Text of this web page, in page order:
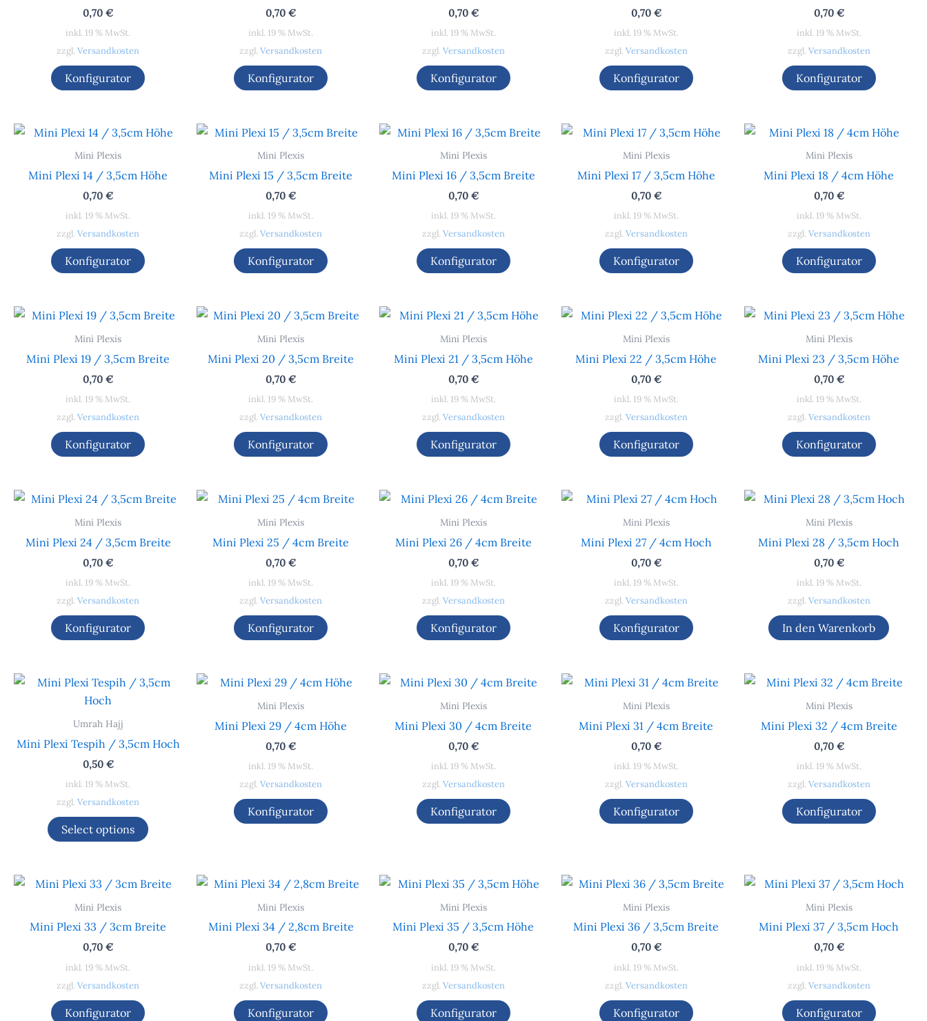
0,70€
inkl. 19 % MwSt.
zzgl.Versandkosten
Konfigurator
0,70€
inkl. 19 % MwSt.
zzgl.Versandkosten
Konfigurator
0,70 €
inkl. 19 % MwSt.
zzgl. Versandkosten
Konfigurator
0,70 €
inkl. 19 % MwSt.
zzgl. Versandkosten
Konfigurator
0,70 €
inkl. 19 % MwSt.
zzgl. Versandkosten
Konfigurator
Mini Plexis
Mini Plexi 14 / 3,5cm Höhe
0,70€
inkl. 19 % MwSt.
zzgl.Versandkosten
Konfigurator
Mini Plexis
Mini Plexi 15 / 3,5cm Breite
0,70€
inkl. 19 % MwSt.
zzgl.Versandkosten
Konfigurator
Mini Plexis
Mini Plexi 16 / 3,5cm Breite
0,70 €
inkl. 19 % MwSt.
zzgl. Versandkosten
Konfigurator
Mini Plexis
Mini Plexi 17 / 3,5cm Höhe
0,70 €
inkl. 19 % MwSt.
zzgl. Versandkosten
Konfigurator
Mini Plexis
Mini Plexi 18 / 4cm Höhe
0,70 €
inkl. 19 % MwSt.
zzgl. Versandkosten
Konfigurator
Mini Plexis
Mini Plexi 19 / 3,5cm Breite
0,70€
inkl. 19 % MwSt.
zzgl.Versandkosten
Konfigurator
Mini Plexis
Mini Plexi 20 / 3,5cm Breite
0,70€
inkl. 19 % MwSt.
zzgl.Versandkosten
Konfigurator
Mini Plexis
Mini Plexi 21 / 3,5cm Höhe
0,70 €
inkl. 19 % MwSt.
zzgl. Versandkosten
Konfigurator
Mini Plexis
Mini Plexi 22 / 3,5cm Höhe
0,70 €
inkl. 19 % MwSt.
zzgl. Versandkosten
Konfigurator
Mini Plexis
Mini Plexi 23 / 3,5cm Höhe
0,70 €
inkl. 19 % MwSt.
zzgl. Versandkosten
Konfigurator
Mini Plexis
Mini Plexi 24 / 3,5cm Breite
0,70€
inkl. 19 % MwSt.
zzgl.Versandkosten
Konfigurator
Mini Plexis
Mini Plexi 25 / 4cm Breite
0,70€
inkl. 19 % MwSt.
zzgl.Versandkosten
Konfigurator
Mini Plexis
Mini Plexi 26 / 4cm Breite
0,70 €
inkl. 19 % MwSt.
zzgl. Versandkosten
Konfigurator
Mini Plexis
Mini Plexi 27 / 4cm Hoch
0,70 €
inkl. 19 % MwSt.
zzgl. Versandkosten
Konfigurator
Mini Plexis
Mini Plexi 28 / 3,5cm Hoch
0,70 €
inkl. 19 % MwSt.
zzgl. Versandkosten
In den Warenkorb
Umrah Hajj
Mini Plexi Tespih / 3,5cm Hoch
0,50 €
inkl. 19 % MwSt.
zzgl.Versandkosten
Select options
Mini Plexis
Mini Plexi 29 / 4cm Höhe
0,70€
inkl. 19 % MwSt.
zzgl.Versandkosten
Konfigurator
Mini Plexis
Mini Plexi 30 / 4cm Breite
0,70 €
inkl. 19 % MwSt.
zzgl. Versandkosten
Konfigurator
Mini Plexis
Mini Plexi 31 / 4cm Breite
0,70 €
inkl. 19 % MwSt.
zzgl. Versandkosten
Konfigurator
Mini Plexis
Mini Plexi 32 / 4cm Breite
0,70 €
inkl. 19 % MwSt.
zzgl. Versandkosten
Konfigurator
Mini Plexis
Mini Plexi 33 / 3cm Breite
0,70€
inkl. 19 % MwSt.
zzgl.Versandkosten
Konfigurator
Mini Plexis
Mini Plexi 34 / 2,8cm Breite
0,70€
inkl. 19 % MwSt.
zzgl.Versandkosten
Konfigurator
Mini Plexis
Mini Plexi 35 / 3,5cm Höhe
0,70 €
inkl. 19 % MwSt.
zzgl. Versandkosten
Konfigurator
Mini Plexis
Mini Plexi 36 / 3,5cm Breite
0,70 €
inkl. 19 % MwSt.
zzgl. Versandkosten
Konfigurator
Mini Plexis
Mini Plexi 37 / 3,5cm Hoch
0,70 €
inkl. 19 % MwSt.
zzgl. Versandkosten
Konfigurator